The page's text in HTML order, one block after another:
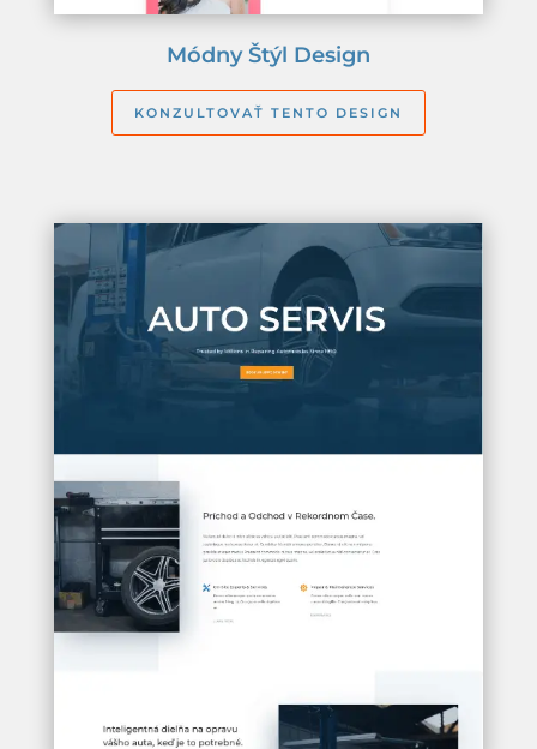
Módny Štýl Design
KONZULTOVAŤ TENTO DESIGN